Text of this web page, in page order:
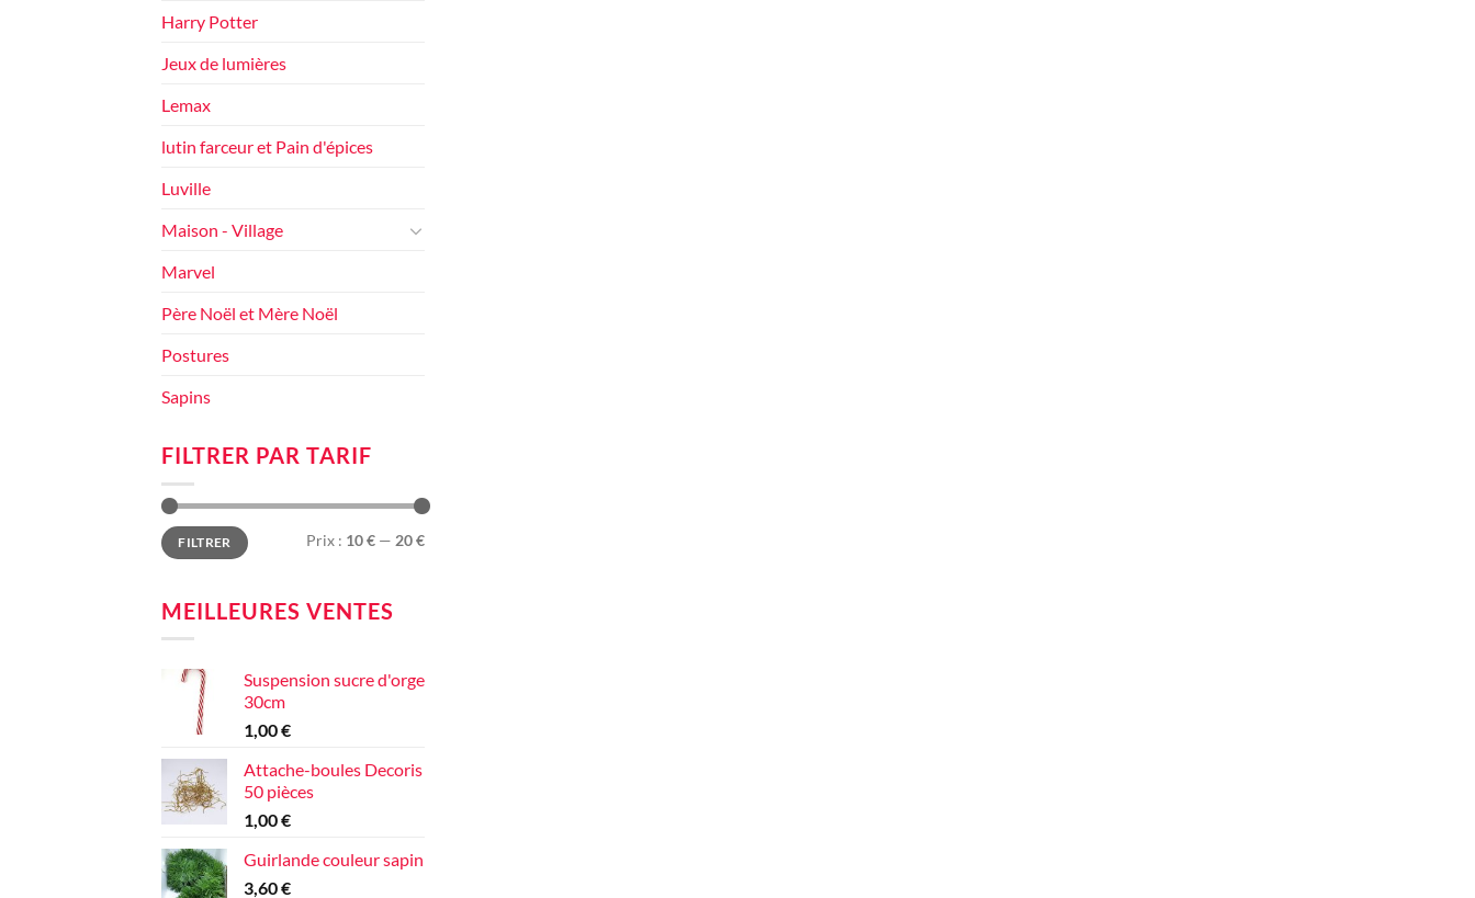
Harry Potter
Jeux de lumières
Lemax
lutin farceur et Pain d'épices
Luville
Maison - Village
Marvel
Père Noël et Mère Noël
Postures
Sapins
FILTRER PAR TARIF
Prix
min
Prix
maxFILTRER Prix : 10 € — 20 €
MEILLEURES VENTES
Suspension sucre d'orge
30cm
1,00€
Attache-boules Decoris
50 pièces
1,00€
Guirlande couleur sapin
3,60€